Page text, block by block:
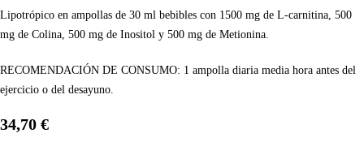
Lipotrópico en ampollas de 30 ml bebibles con 1500 mg de L-carnitina, 500
mg de Colina, 500 mg de Inositol y 500 mg de Metionina.
RECOMENDACIÓN DE CONSUMO: 1 ampolla diaria media hora antes del
ejercicio o del desayuno.
34,70 €